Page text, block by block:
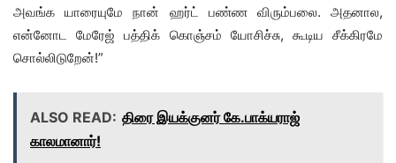
அவங்க யாரையுமே நான் ஹர்ட் பண்ண விரும்பலை. அதனால,
என்னோட மேரேஜ் பத்திக் கொஞ்சம் யோசிச்சு, கூடிய சீக்கிரமே
சொல்லிடுறேன்!”
ALSO READ: திரை இயக்குனர் கே.பாக்யராஜ்
காலமானார்!